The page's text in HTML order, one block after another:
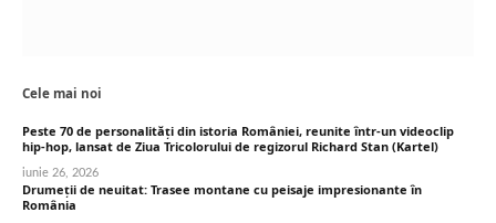
Cele mai noi
Peste 70 de personalități din istoria României, reunite într-un videoclip
hip-hop, lansat de Ziua Tricolorului de regizorul Richard Stan (Kartel)
iunie 26, 2026
Drumeții de neuitat: Trasee montane cu peisaje impresionante în
România